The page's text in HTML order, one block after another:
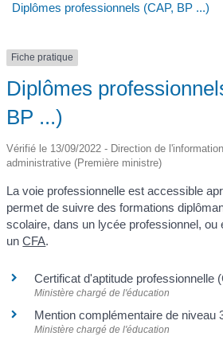
Diplômes professionnels (CAP, BP ...)
Fiche pratique
Diplômes
BP ...)
Vérifié le 13/09/2022 - Direction de
administrative (Première ministre)
La voie professionnelle est accessible
permet de suivre des formations
scolaire, dans un lycée professionnel, ou
unCFA.
Certificat d'aptitude
Ministère chargé de l'éducation
Mention complémentaire de
Ministère chargé de l'éducation